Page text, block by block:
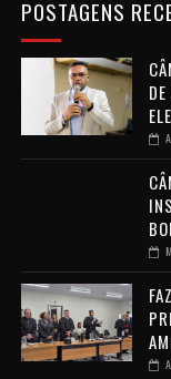
POSTAGENS